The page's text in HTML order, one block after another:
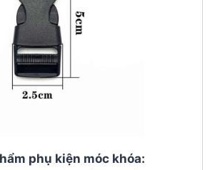
phụ kiện móc khóa: